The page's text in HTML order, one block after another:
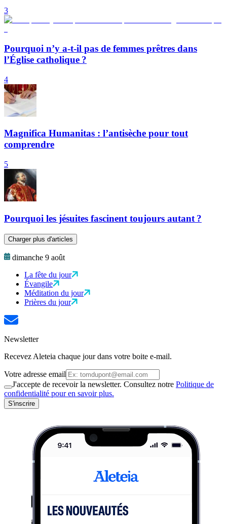
3
Pourquoi n’y a-t-il pas de femmes prêtres dans
l’Église catholique ?
4
Magnifica Humanitas : l’antisèche pour tout
comprendre
5
Pourquoi les jésuites fascinent toujours autant ?
Charger plus d'articles
dimanche 9 août
La fête du jour
Évangile
Méditation du jour
Prières du jour
Newsletter
Recevez Aleteia chaque jour dans votre boite e-mail.
Votre adresse email
J'accepte de recevoir la newsletter. Consultez notre Politique de
confidentialité pour en savoir plus.
S'inscrire